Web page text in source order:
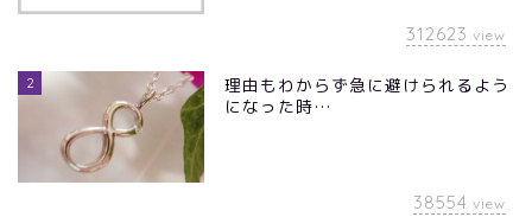
312623 view
2
理由もわからず急に避けられるよう
になった時…
38554 view